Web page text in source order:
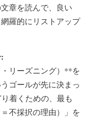
章を読んで、良い
羅的にリストアップ
リーズニング）**を
うゴールが先に決まっ
着くための、最も
不採択の理由）」を